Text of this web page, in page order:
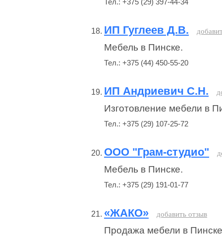
Тел.: +375 (29) 397-44-34
ИП Гуглеев Д.В.
Мебель в Пинске.
Тел.: +375 (44) 450-55-20
ИП Андриевич С.Н.
Изготовление мебели в
Тел.: +375 (29) 107-25-72
ООО "Грам-студио"
Мебель в Пинске.
Тел.: +375 (29) 191-01-77
«ЖАКО» добавить отзыв
Продажа мебели в